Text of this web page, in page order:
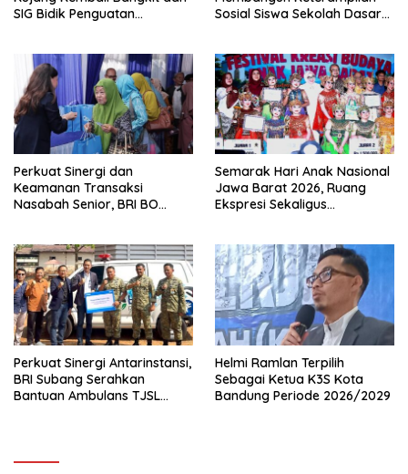
SIG Bidik Penguatan
Sosial Siswa Sekolah Dasar
Perkuat Sinergi dan
Keamanan Transaksi
Nasabah Senior, BRI BO
Semarak Hari Anak Nasional
Jawa Barat 2026, Ruang
Ekspresi Sekaligus
Perkuat Sinergi Antarinstansi,
BRI Subang Serahkan
Bantuan Ambulans TJSL
Helmi Ramlan Terpilih
Sebagai Ketua K3S Kota
Bandung Periode 2026/2029